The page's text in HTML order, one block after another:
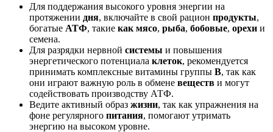
Для поддержания высокого уровня энергии на
протяжении дня, включайте в свой рацион продукты,
богатые АТФ, такие как мясо, рыба, бобовые, орехи и
семена.
Для разрядки нервной системы и повышения
энергетического потенциала клеток, рекомендуется
принимать комплексные витамины группы B, так как
они играют важную роль в обмене веществ и могут
содействовать производству АТФ.
Ведите активный образ жизни, так как упражнения на
фоне регулярного питания, помогают утримать
энергию на высоком уровне.